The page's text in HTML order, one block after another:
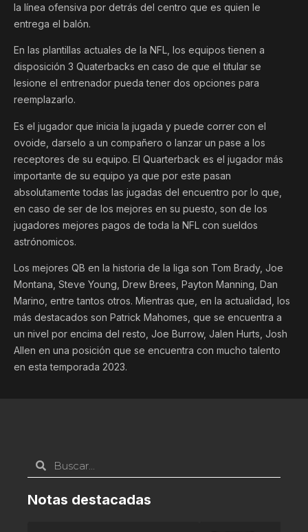
la línea ofensiva por detrás del centro que es quien le
entrega el balón.
En las plantillas actuales de la NFL, los equipos tienen a
disposición 3 Quaterbacks en caso de que el titular se
lesione el entrenador pueda tener dos opciones para
reemplazarlo.
Es el jugador que inicia la jugada y puede correr con el
ovoide, darselo a un compañero o lanzar un pase a los
receptores de su equipo. El Quarterback es el jugador más
importante de su equipo ya que por este pasan
absolutamente todas las jugadas del encuentro por lo que,
en caso de ser de los mejores en su puesto, son de los
jugadores mejores pagos de toda la NFL con sueldos
astrónomicos.
Los mejores QB en la historia de la liga son Tom Brady, Joe
Montana, Steve Young, Drew Brees, Payton Manning, Dan
Marino, entre tantos otros. Mientras que, en la actualidad, los
más destacados son Patrick Mahomes, que se encuentra a
un nivel por encima del resto, Joe Burrow, Jalen Hurts, Josh
Allen en una posición que se encuentra con mucho talento
en esta temporada 2023.
Notas destacadas